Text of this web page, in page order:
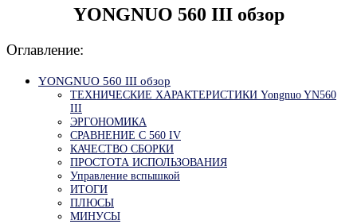
YONGNUO 560 III обзор
Оглавление:
YONGNUO 560 III обзор
ТЕХНИЧЕСКИЕ ХАРАКТЕРИСТИКИ Yongnuo YN560
III
ЭРГОНОМИКА
СРАВНЕНИЕ С 560 IV
КАЧЕСТВО СБОРКИ
ПРОСТОТА ИСПОЛЬЗОВАНИЯ
Управление вспышкой
ИТОГИ
ПЛЮСЫ
МИНУСЫ